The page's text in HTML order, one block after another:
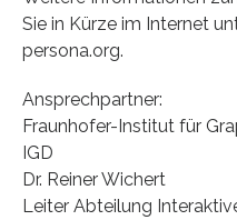
Sie in Kürze im Internet
persona.org.
Ansprechpartner:
Fraunhofer-Institut für
IGD
Dr. Reiner Wichert
Leiter Abteilung